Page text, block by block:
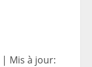
| Mis à jour: